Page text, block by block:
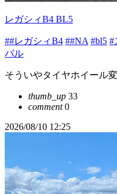
レガシィB4 BL5
##レガシィB4 ##NA #bl5 #
バル
そういやタイヤホイール
thumb_up 33
comment0
2026/08/10 12:25